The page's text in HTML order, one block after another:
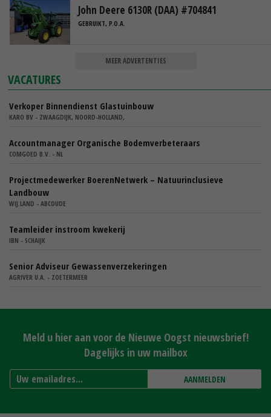
John Deere 6130R (DAA) #704841
GEBRUIKT, P.O.A.
MEER ADVERTENTIES
VACATURES
Verkoper Binnendienst Glastuinbouw
KARO BV - ZWAAGDIJK, NOORD-HOLLAND,
Accountmanager Organische Bodemverbeteraars
COMGOED B.V. - NL
Projectmedewerker BoerenNetwerk – Natuurinclusieve
Landbouw
WIJ.LAND - ABCOUDE
Teamleider instroom kwekerij
IBN - SCHAIJK
Senior Adviseur Gewassenverzekeringen
AGRIVER U.A. - ZOETERMEER
Meld u hier aan voor de Nieuwe Oogst nieuwsbrief!
Dagelijks in uw mailbox
AANMELDEN